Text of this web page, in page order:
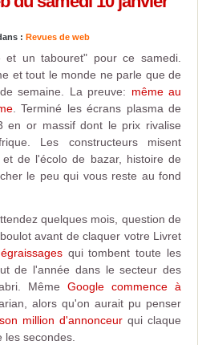
: Revues de web
et un tabouret" pour ce samedi.
et tout le monde ne parle que de
semaine. La preuve: même au
. Terminé les écrans plasma de
en or massif dont le prix rivalise
Les constructeurs misent
de l'écolo de bazar, histoire de
le peu qui vous reste au fond
quelques mois, question de
avant de claquer votre Livret
qui tombent toute les
de l'année dans le secteur des
Même Google commence à
alors qu'on aurait pu penser
son million d'annonceur qui claque
secondes.